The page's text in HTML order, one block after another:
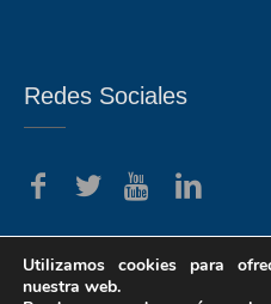
Redes Sociales
Utilizamos cookies para
nuestra web.